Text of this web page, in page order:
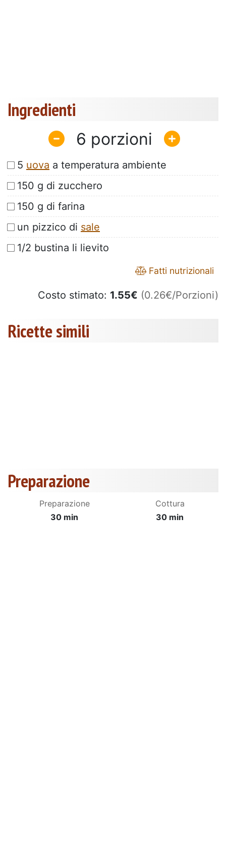
Ingredienti
6
5 uova a temperatura ambiente
150 g di zucchero
150 g di farina
un pizzico di sale
1/2 bustina li lievito
Fatti nutrizionali
Costo stimato: 1.55€ (0.26€/Porzioni)
Ricette simili
Preparazione
Preparazione
30 min
Cottura
30 min